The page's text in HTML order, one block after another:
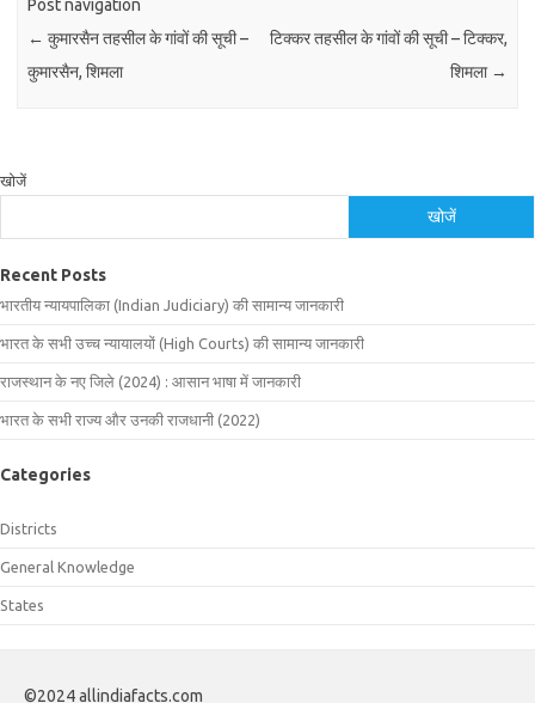
Post navigation
← कुमारसैन तहसील के गांवों की सूची –
कुमारसैन, शिमला
टिक्कर तहसील के गांवों की सूची – टिक्कर,
शिमला →
खोजें
खोजें
Recent Posts
भारतीय न्यायपालिका (Indian Judiciary) की सामान्य जानकारी
भारत के सभी उच्च न्यायालयों (High Courts) की सामान्य जानकारी
राजस्थान के नए जिले (2024) : आसान भाषा में जानकारी
भारत के सभी राज्य और उनकी राजधानी (2022)
Categories
Districts
General Knowledge
States
©2024 allindiafacts.com